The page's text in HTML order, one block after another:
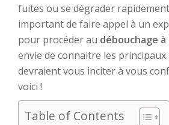
fuites ou se dégrader
important de faire appel à un
pour procéder au débouchage à
envie de connaitre les
devraient vous inciter à vous
voici !
Table of Contents